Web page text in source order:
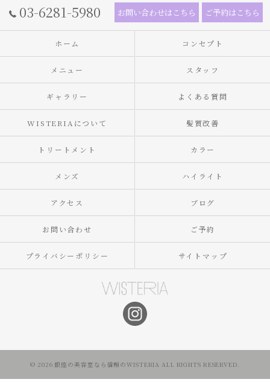
03-6281-5980 お問い合わせはこちら ご予約はこちら
ホーム コンセプト
メニュー スタッフ
ギャラリー よくある質問
WISTERIAについて 髪質改善
トリートメント カラー
メンズ ハイライト
アクセス ブログ
お問い合わせ ご予約
プライバシーポリシー サイトマップ
© 2026 銀座の美容室なら信頼のWISTERIA ALL RIGHTS RESERVED.